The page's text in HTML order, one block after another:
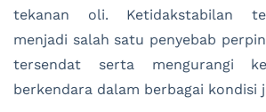
tekanan oli. Ketidakstabilan
menjadi salah satu penyebab
tersendat serta mengurangi
berkendara dalam berbagai kondisi